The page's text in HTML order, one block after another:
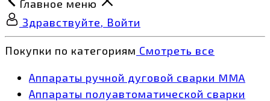
Главное меню
Здравствуйте, Войти
Покупки по категориям Смотреть все
Аппараты ручной дуговой сварки MMA
Аппараты полуавтоматической сварки